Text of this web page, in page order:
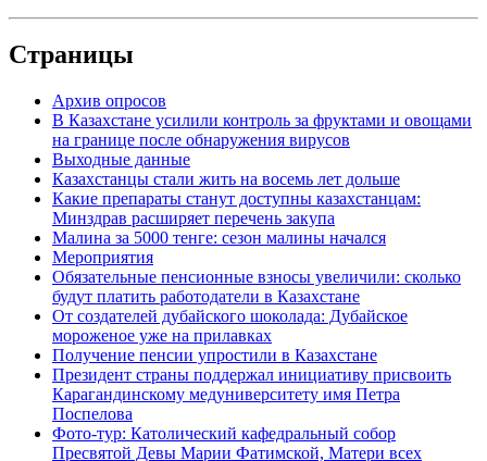
Страницы
Архив опросов
В Казахстане усилили контроль за фруктами и овощами
на границе после обнаружения вирусов
Выходные данные
Казахстанцы стали жить на восемь лет дольше
Какие препараты станут доступны казахстанцам:
Минздрав расширяет перечень закупа
Малина за 5000 тенге: сезон малины начался
Мероприятия
Обязательные пенсионные взносы увеличили: сколько
будут платить работодатели в Казахстане
От создателей дубайского шоколада: Дубайское
мороженое уже на прилавках
Получение пенсии упростили в Казахстане
Президент страны поддержал инициативу присвоить
Карагандинскому медуниверситету имя Петра
Поспелова
Фото-тур: Католический кафедральный собор
Пресвятой Девы Марии Фатимской, Матери всех